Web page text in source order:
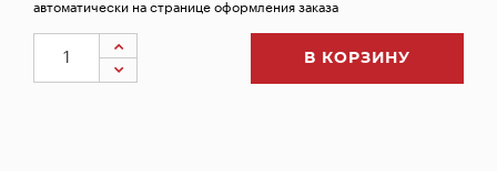
автоматически на странице оформления заказа
В КОРЗИНУ